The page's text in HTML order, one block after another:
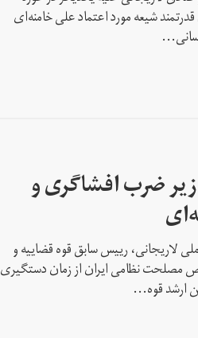
شیعه‌ مورد اعتماد علی خامنه‌ای
زیر ضرب افشاگری و
لاریجانی، رییس سابق قوه قضاییه و
نظامی ایران از زمان دستگیری
ارشد قوه...